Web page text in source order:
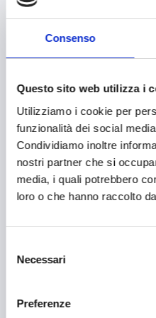
Consenso
Questo sito web utilizza i
Utilizziamo i cookie per
funzionalità dei social
Condividiamo inoltre
nostri partner che si
media, i quali potrebbero
loro o che hanno raccolto
delNecessari
Preferenze
Festival e mostre
Fiere ed eventi
Fotovoltaico
Gastronomia
Giustizia e sicurezza
Green economy
Inclusione Sociale e